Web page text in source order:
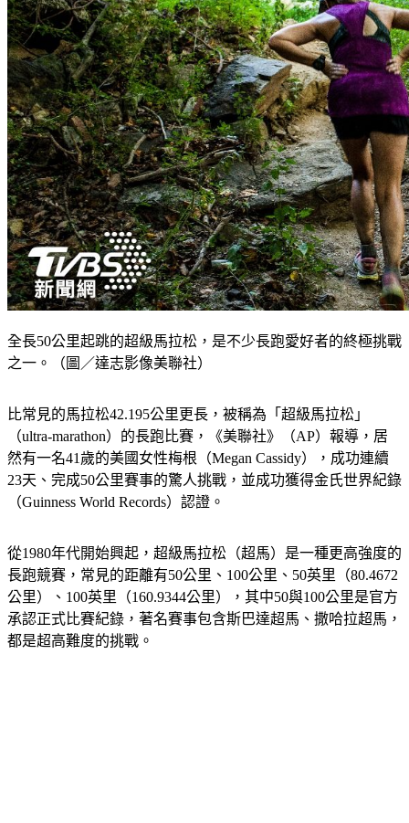
全長50公里起跳的超級馬拉松，是不少長跑愛好者的終極挑戰
之一。（圖／達志影像美聯社）
比常見的馬拉松42.195公里更長，被稱為「超級馬拉松」
（ultra-marathon）的長跑比賽，《美聯社》（AP）報導，居
然有一名41歲的美國女性梅根（Megan Cassidy），成功連續
23天、完成50公里賽事的驚人挑戰，並成功獲得金氏世界紀錄
（Guinness World Records）認證。
從1980年代開始興起，超級馬拉松（超馬）是一種更高強度的
長跑競賽，常見的距離有50公里、100公里、50英里（80.4672
公里）、100英里（160.9344公里），其中50與100公里是官方
承認正式比賽紀錄，著名賽事包含斯巴達超馬、撒哈拉超馬，
都是超高難度的挑戰。